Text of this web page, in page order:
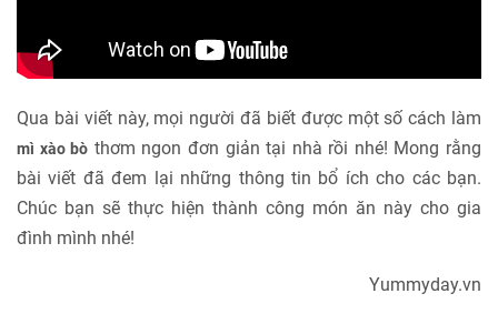
Qua bài viết này, mọi người đã biết được một số cách làm
mì xào bò thơm ngon đơn giản tại nhà rồi nhé! Mong rằng
bài viết đã đem lại những thông tin bổ ích cho các bạn.
Chúc bạn sẽ thực hiện thành công món ăn này cho gia
đình mình nhé!
Yummyday.vn